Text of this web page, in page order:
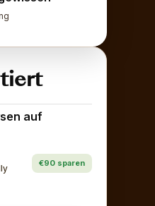
auf
€90 sparen